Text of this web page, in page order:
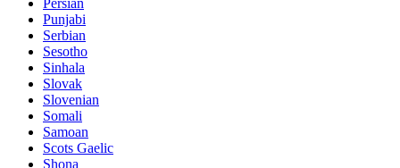
Persian
Punjabi
Serbian
Sesotho
Sinhala
Slovak
Slovenian
Somali
Samoan
Scots Gaelic
Shona